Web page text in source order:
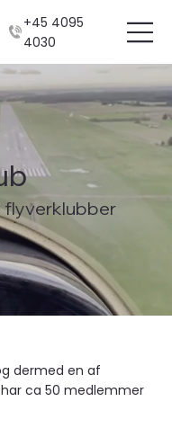
+45 4095
4030
flyverklubber
dermed en af
ca 50 medlemmer